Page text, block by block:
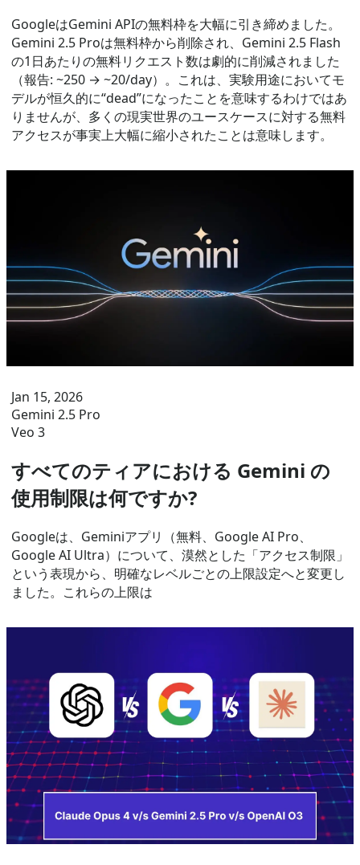
GoogleはGemini APIの無料枠を大幅に引き締めました。
Gemini 2.5 Proは無料枠から削除され、Gemini 2.5 Flash
の1日あたりの無料リクエスト数は劇的に削減されました
（報告: ~250 → ~20/day）。これは、実験用途においてモ
デルが恒久的に“dead”になったことを意味するわけではあ
りませんが、多くの現実世界のユースケースに対する無料
アクセスが事実上大幅に縮小されたことは意味します。
Jan 15, 2026
Gemini 2.5 Pro
Veo 3
すべてのティアにおける Gemini の
使用制限は何ですか?
Googleは、Geminiアプリ（無料、Google AI Pro、
Google AI Ultra）について、漠然とした「アクセス制限」
という表現から、明確なレベルごとの上限設定へと変更し
ました。これらの上限は